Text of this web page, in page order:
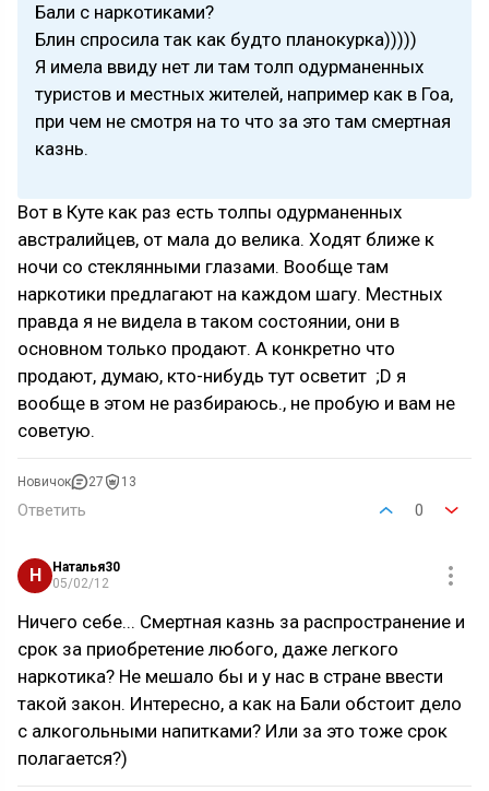
Бали с наркотиками?
Блин спросила так как будто планокурка)))))
Я имела ввиду нет ли там толп одурманенных
туристов и местных жителей, например как в Гоа,
при чем не смотря на то что за это там смертная
казнь.
Вот в Куте как раз есть толпы одурманенных
австралийцев, от мала до велика. Ходят ближе к
ночи со стеклянными глазами. Вообще там
наркотики предлагают на каждом шагу. Местных
правда я не видела в таком состоянии, они в
основном только продают. А конкретно что
продают, думаю, кто-нибудь тут осветит ;D я
вообще в этом не разбираюсь., не пробую и вам не
советую.
Новичок 27 13
Ответить 0
Н
Наталья30
05/02/12
Ничего себе... Смертная казнь за распространение и
срок за приобретение любого, даже легкого
наркотика? Не мешало бы и у нас в стране ввести
такой закон. Интересно, а как на Бали обстоит дело
с алкогольными напитками? Или за это тоже срок
полагается?)